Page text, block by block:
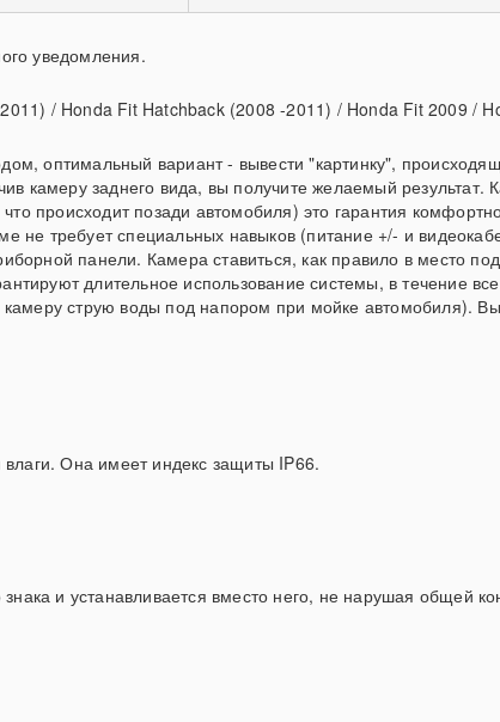
уведомления.
/ Honda Fit Hatchback (2008 -2011) / Honda Fit 2009 /
оптимальный вариант - вывести "картинку",
камеру заднего вида, вы получите желаемый
происходит позади автомобиля) это гарантия
не требует специальных навыков (питание +/- и
панели. Камера ставиться, как правило в место
длительное использование системы, в течение
струю воды под напором при мойке автомобиля).
влаги. Она имеет индекс защиты IP66.
и устанавливается вместо него, не нарушая общей